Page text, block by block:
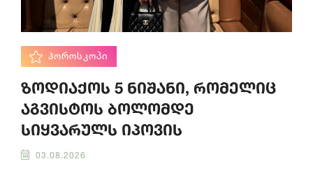
ᲰᲝᲠᲝᲡᲙᲝᲞᲘ
ზოდიაქოს 5 ნიშანი, რომელიც
აგვისტოს ბოლომდე
სიყვარულს იპოვის
03.08.2026